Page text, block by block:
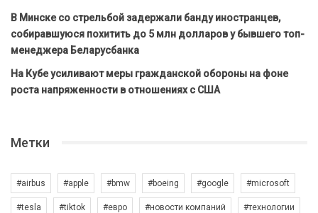
В Минске со стрельбой задержали банду иностранцев,
собиравшуюся похитить до 5 млн долларов у бывшего топ-
менеджера Беларусбанка
На Кубе усиливают меры гражданской обороны на фоне
роста напряженности в отношениях с США
Метки
#airbus #apple #bmw #boeing #google #microsoft
#tesla #tiktok #евро #новости компаний #технологии